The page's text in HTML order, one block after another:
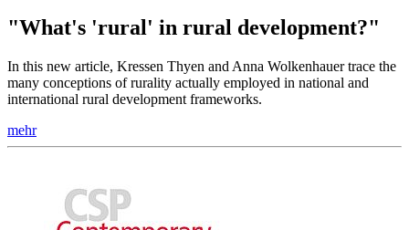
"What's 'rural' in rural development?"
In this new article, Kressen Thyen and Anna Wolkenhauer trace the
many conceptions of rurality actually employed in national and
international rural development frameworks.
mehr